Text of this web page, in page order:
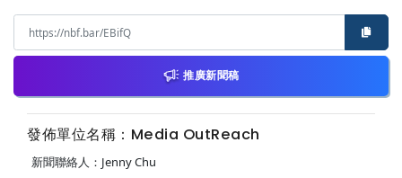
推廣新聞稿
發佈單位名稱：Media OutReach
新聞聯絡人：Jenny Chu